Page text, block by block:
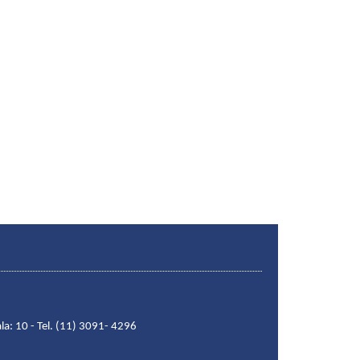
10 - Tel. (11) 3091- 4296